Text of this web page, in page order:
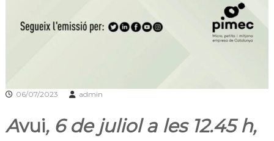
06/07/2023 admin
Avui, 6 de juliol a les 12.45 h,